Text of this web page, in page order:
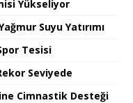
Yükseliyor
Suyu Yatırımı
Tesisi
Seviyede
Cimnastik Desteği